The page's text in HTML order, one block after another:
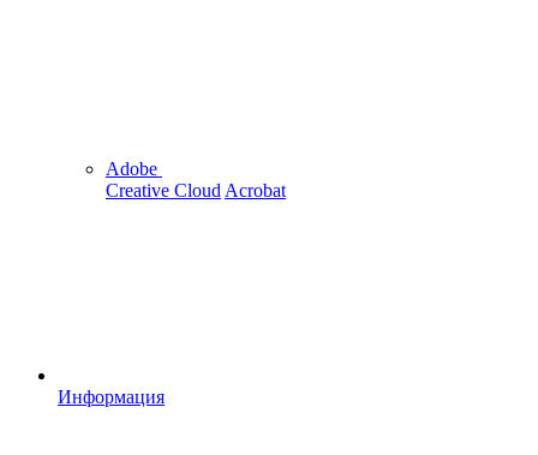
Adobe
Creative Cloud Acrobat
Информация